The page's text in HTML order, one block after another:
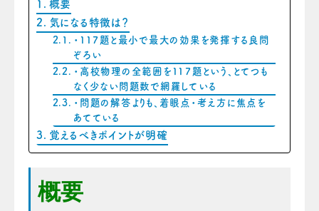
概要
気になる特徴は？
・１１７題と最小で最大の効果を発揮する良問
ぞろい
・高校物理の全範囲を１１７題という、とてつも
なく少ない問題数で網羅している
・問題の解答よりも、着眼点・考え方に焦点を
あてている
覚えるべきポイントが明確
概要